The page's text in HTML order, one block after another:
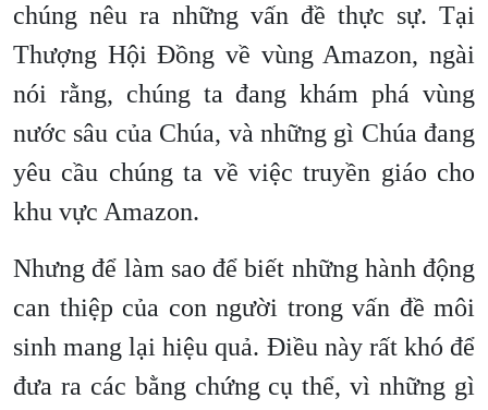
chúng nêu ra những vấn đề thực sự. Tại
Thượng Hội Đồng về vùng Amazon, ngài
nói rằng, chúng ta đang khám phá vùng
nước sâu của Chúa, và những gì Chúa đang
yêu cầu chúng ta về việc truyền giáo cho
khu vực Amazon.
Nhưng để làm sao để biết những hành động
can thiệp của con người trong vấn đề môi
sinh mang lại hiệu quả. Điều này rất khó để
đưa ra các bằng chứng cụ thể, vì những gì